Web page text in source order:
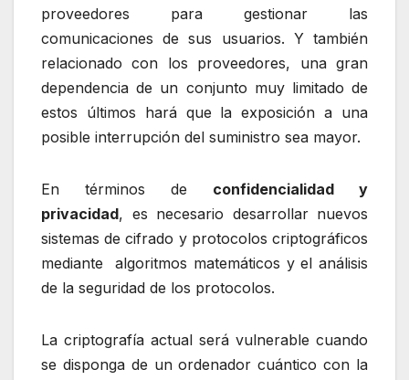
proveedores para gestionar las
comunicaciones de sus usuarios. Y también
relacionado con los proveedores, una gran
dependencia de un conjunto muy limitado de
estos últimos hará que la exposición a una
posible interrupción del suministro sea mayor.
En términos de confidencialidad y
privacidad, es necesario desarrollar nuevos
sistemas de cifrado y protocolos criptográficos
mediante algoritmos matemáticos y el análisis
de la seguridad de los protocolos.
La criptografía actual será vulnerable cuando
se disponga de un ordenador cuántico con la